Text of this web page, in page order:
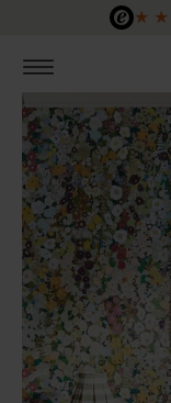
Zum Hauptinhalt ★ ★